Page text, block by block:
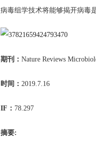
病毒组学技术将能够揭开病毒
期刊： Nature Reviews
时间： 2019.7.16
IF： 78.297
摘要: